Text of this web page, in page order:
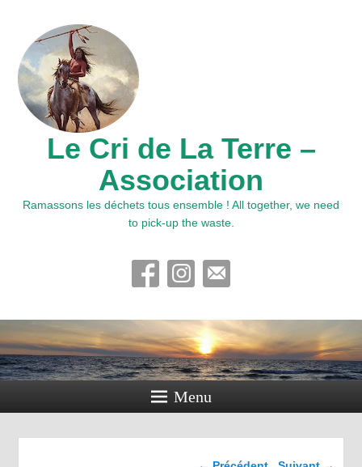
Le Cri de La Terre –
Association
Ramassons les déchets tous ensemble ! All together, we need
to pick-up the waste.
Menu
Navigation dans les